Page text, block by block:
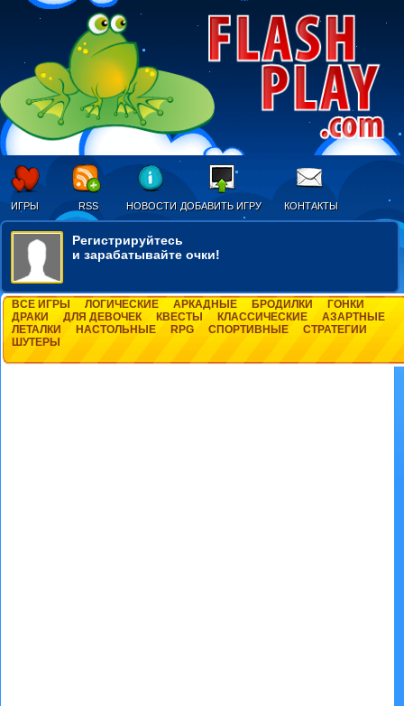
ИГРЫ RSS НОВОСТИ ДОБАВИТЬ ИГРУ КОНТАКТЫ
Регистрируйтесь
и зарабатывайте очки!
ВСЕ ИГРЫ ЛОГИЧЕСКИЕ АРКАДНЫЕ БРОДИЛКИ
ГОНКИ
ДРАКИ
ДЛЯ ДЕВОЧЕК КВЕСТЫ КЛАССИЧЕСКИЕ
АЗАРТНЫЕ
ЛЕТАЛКИ
НАСТОЛЬНЫЕ RPG СПОРТИВНЫЕ
СТРАТЕГИИ
ШУТЕРЫ